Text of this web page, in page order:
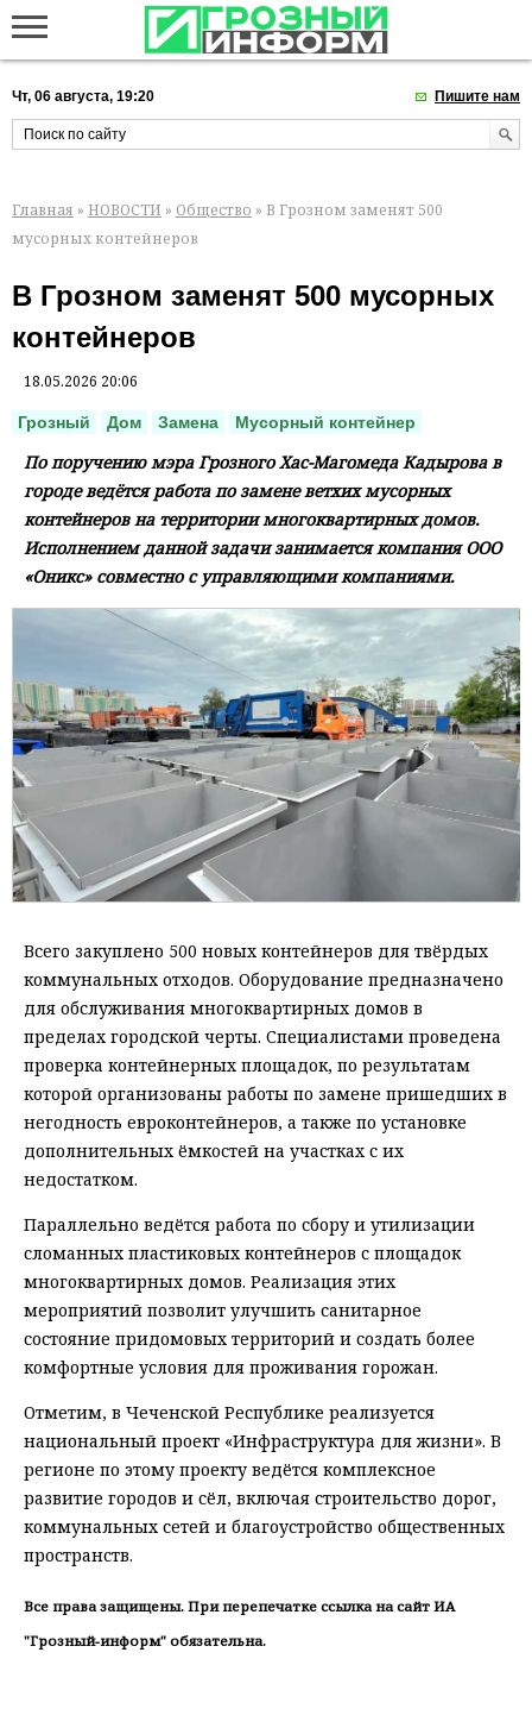
Чт, 06 августа, 19:20 Пишите нам
Главная » НОВОСТИ » Общество » В Грозном заменят 500
мусорных контейнеров
В Грозном заменят 500 мусорных
контейнеров
18.05.2026 20:06
Грозный Дом Замена Мусорный контейнер
По поручению мэра Грозного Хас-Магомеда Кадырова в
городе ведётся работа по замене ветхих мусорных
контейнеров на территории многоквартирных домов.
Исполнением данной задачи занимается компания ООО
«Оникс» совместно с управляющими компаниями.
Всего закуплено 500 новых контейнеров для твёрдых
коммунальных отходов. Оборудование предназначено
для обслуживания многоквартирных домов в
пределах городской черты. Специалистами проведена
проверка контейнерных площадок, по результатам
которой организованы работы по замене пришедших в
негодность евроконтейнеров, а также по установке
дополнительных ёмкостей на участках с их
недостатком.
Параллельно ведётся работа по сбору и утилизации
сломанных пластиковых контейнеров с площадок
многоквартирных домов. Реализация этих
мероприятий позволит улучшить санитарное
состояние придомовых территорий и создать более
комфортные условия для проживания горожан.
Отметим, в Чеченской Республике реализуется
национальный проект «Инфраструктура для жизни». В
регионе по этому проекту ведётся комплексное
развитие городов и сёл, включая строительство дорог,
коммунальных сетей и благоустройство общественных
пространств.
Все права защищены. При перепечатке ссылка на сайт ИА
"Грозный-информ" обязательна.